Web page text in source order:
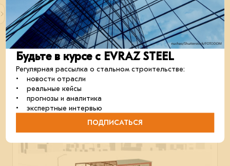
Самое полезное
Гайд решений для цифровизации строительной
отрасли.
строительство отрасль цифровизация
23 мая 2024
Будьте в курсе с EVRAZ STEEL
Регулярная рассылка о стальном строительстве:
• новости отрасли
• реальные кейсы
• прогнозы и аналитика
• экспертные интервью
ПОДПИСАТЬСЯ